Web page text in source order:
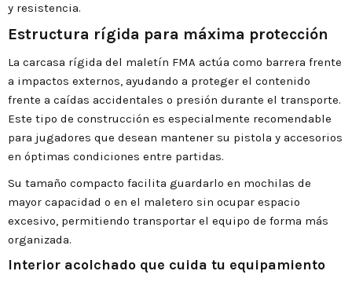
y resistencia.
Estructura rígida para máxima protección
La carcasa rígida del maletín FMA actúa como barrera frente
a impactos externos, ayudando a proteger el contenido
frente a caídas accidentales o presión durante el transporte.
Este tipo de construcción es especialmente recomendable
para jugadores que desean mantener su pistola y accesorios
en óptimas condiciones entre partidas.
Su tamaño compacto facilita guardarlo en mochilas de
mayor capacidad o en el maletero sin ocupar espacio
excesivo, permitiendo transportar el equipo de forma más
organizada.
Interior acolchado que cuida tu equipamiento